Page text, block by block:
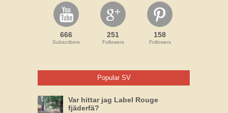
666
Subscribers
251
Followers
158
Followers
Popular SV
Var hittar jag Label Rouge
fjäderfä?